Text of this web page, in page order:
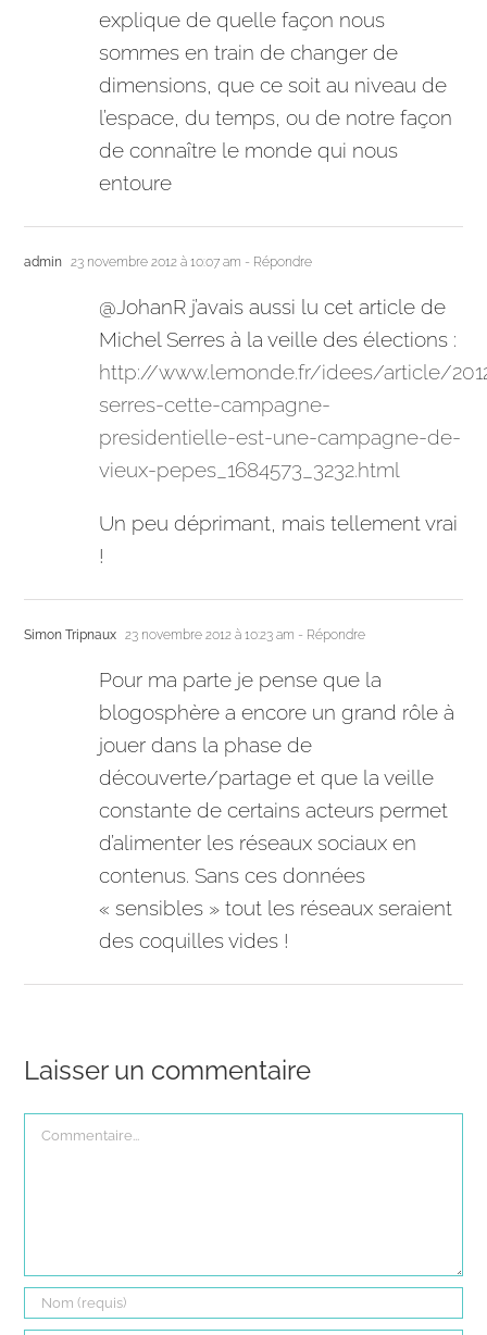
explique de quelle façon nous
sommes en train de changer de
dimensions, que ce soit au niveau de
l’espace, du temps, ou de notre façon
de connaître le monde qui nous
entoure
admin 23 novembre 2012 à 10:07 am - Répondre
@JohanR j’avais aussi lu cet article de
Michel Serres à la veille des élections :
http://www.lemonde.fr/idees/article/
serres-cette-campagne-
presidentielle-est-une-campagne-de-
vieux-pepes_1684573_3232.html
Un peu déprimant, mais tellement vrai
!
Simon Tripnaux 23 novembre 2012 à 10:23 am - Répondre
Pour ma parte je pense que la
blogosphère a encore un grand rôle à
jouer dans la phase de
découverte/partage et que la veille
constante de certains acteurs permet
d’alimenter les réseaux sociaux en
contenus. Sans ces données
« sensibles » tout les réseaux seraient
des coquilles vides !
Laisser un commentaire
Commentaire